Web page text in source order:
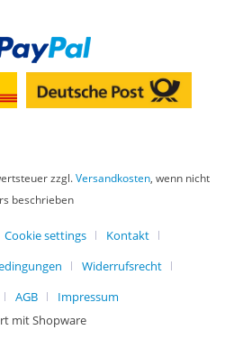
zzgl.Versandkosten, wenn nicht
beschrieben
Cookie settings
Kontakt
Widerrufsrecht
AGB
Impressum
mit Shopware